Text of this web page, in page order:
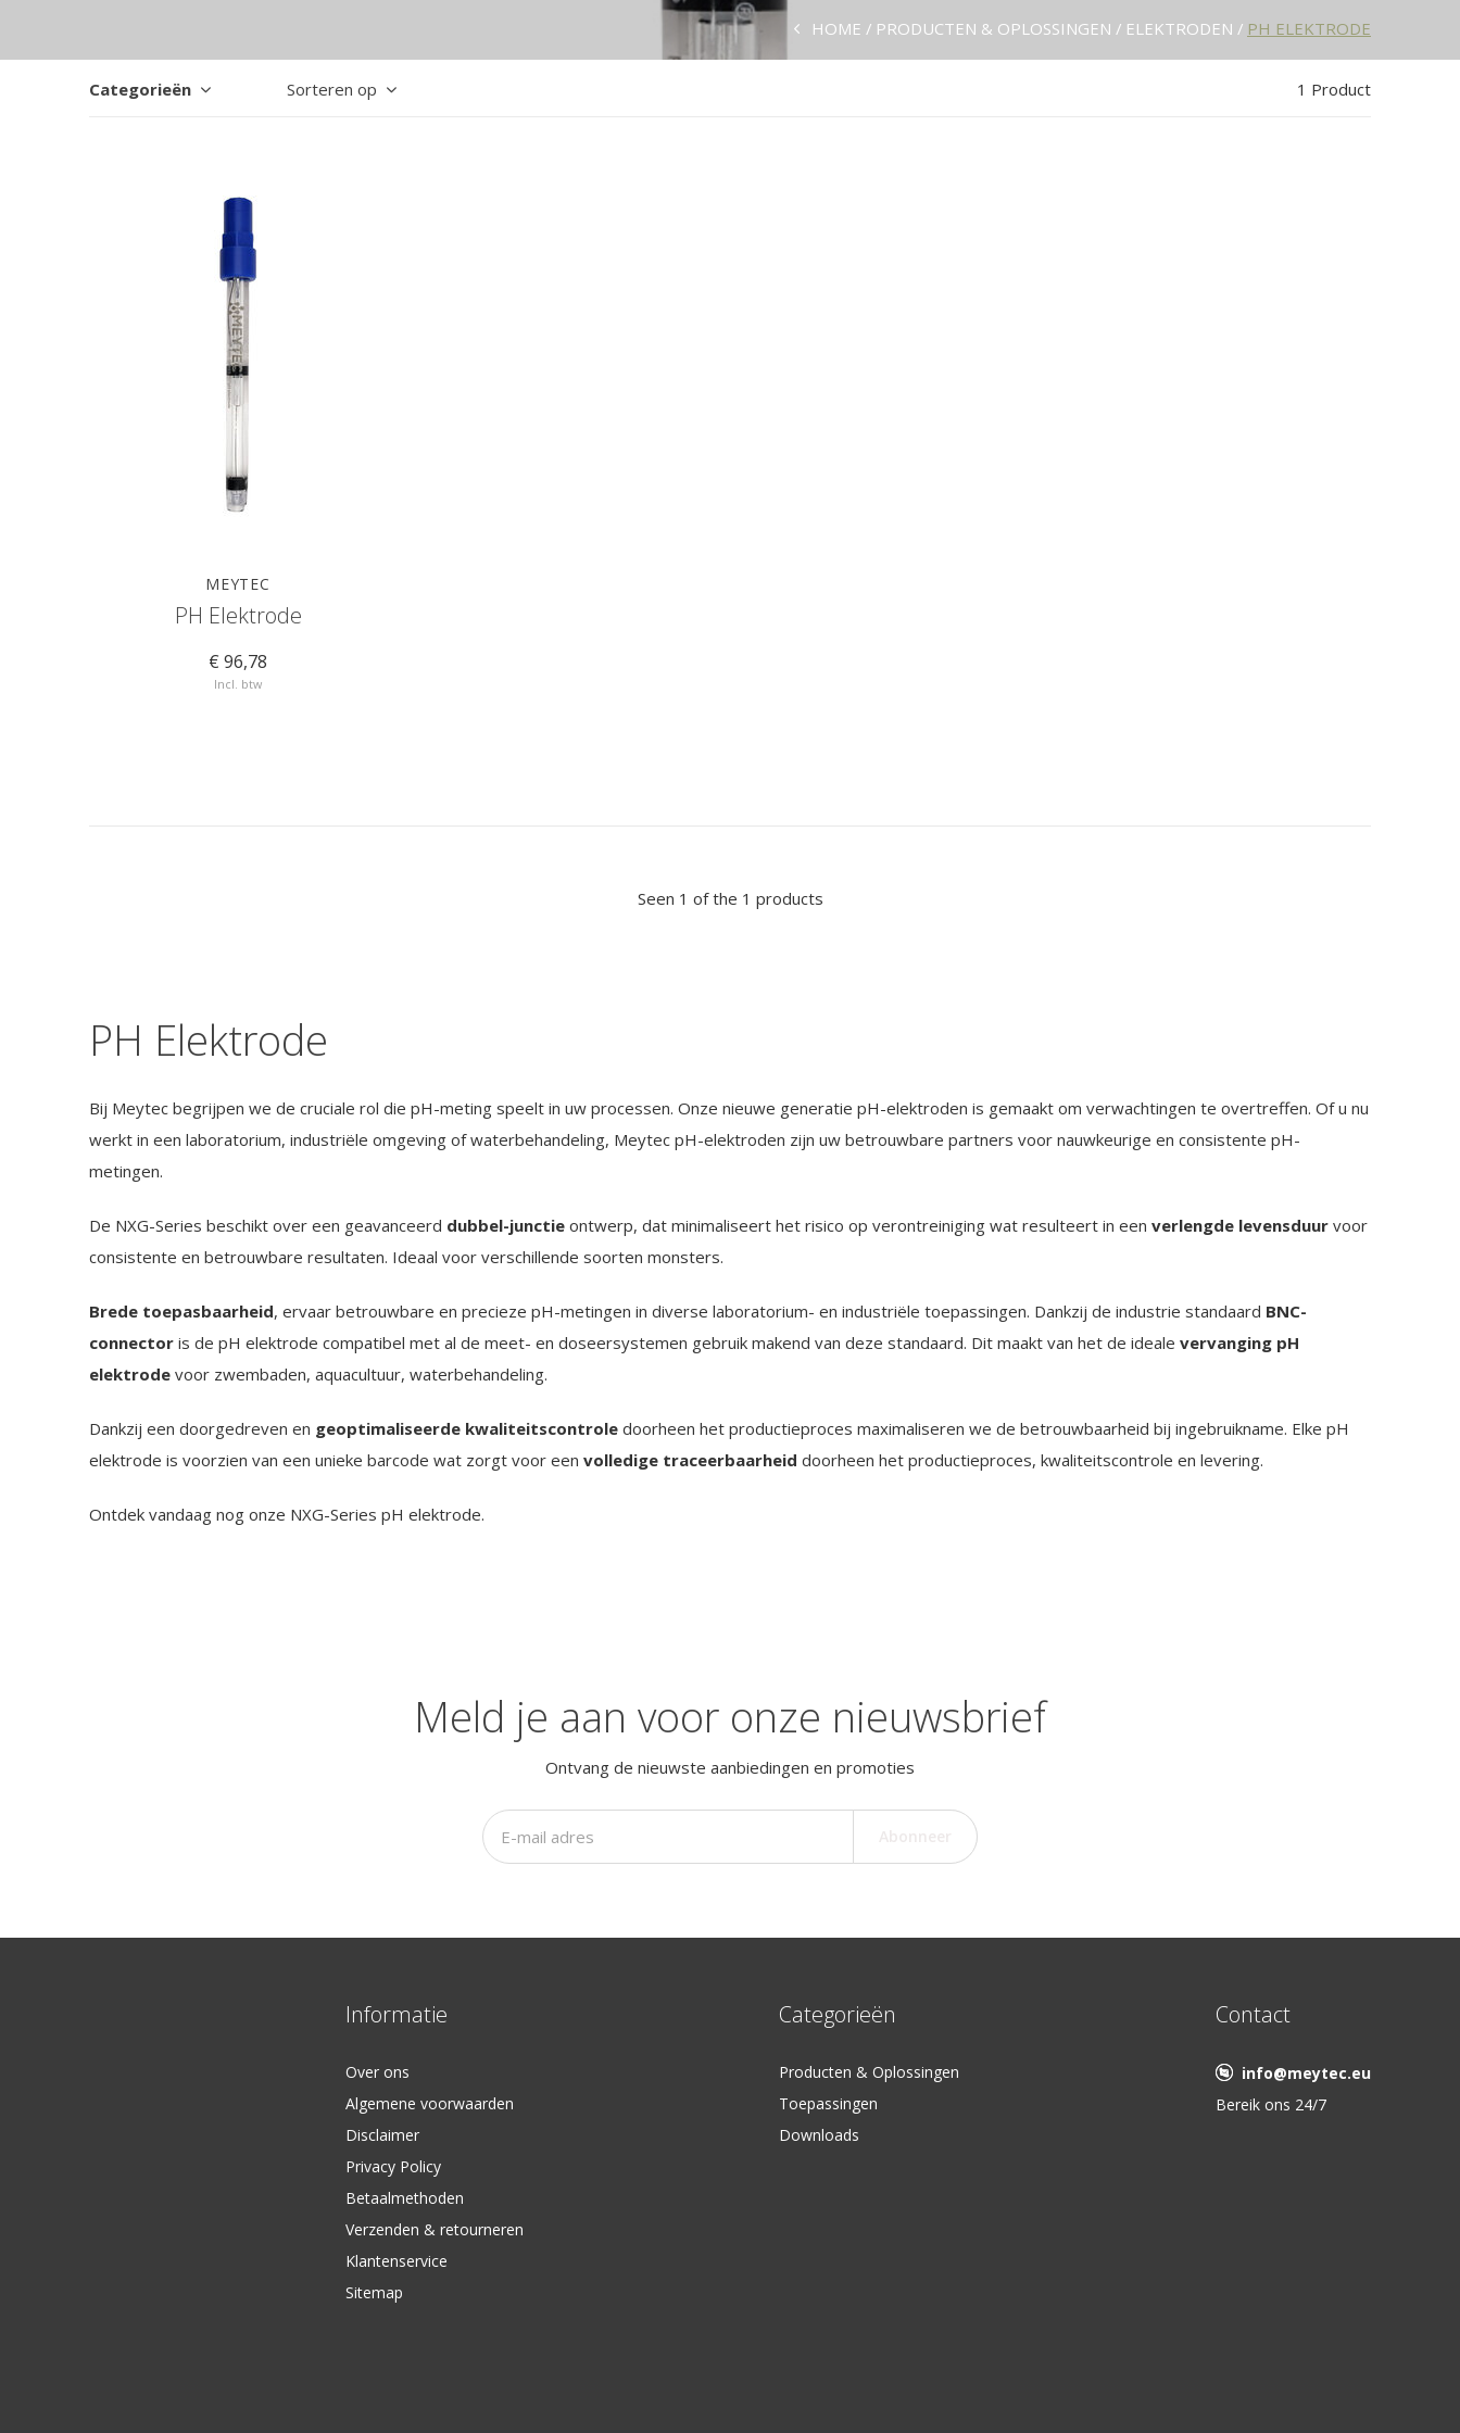
HOME PRODUCTEN & OPLOSSINGEN ELEKTRODEN PH ELEKTRODE
Categorieën Sorteren op 1 Product
MEYTEC
PH Elektrode
€ 96,78
Incl. btw
Seen 1 of the 1 products
PH Elektrode
Bij Meytec begrijpen we de cruciale rol die pH-meting speelt in uw processen. Onze nieuwe generatie pH-elektroden is gemaakt om verwachtingen te overtreffen. Of u nu
werkt in een laboratorium, industriële omgeving of waterbehandeling, Meytec pH-elektroden zijn uw betrouwbare partners voor nauwkeurige en consistente pH-
metingen.
De NXG-Series beschikt over een geavanceerd dubbel-junctie ontwerp, dat minimaliseert het risico op verontreiniging wat resulteert in een verlengde levensduur voor
consistente en betrouwbare resultaten. Ideaal voor verschillende soorten monsters.
Brede toepasbaarheid, ervaar betrouwbare en precieze pH-metingen in diverse laboratorium- en industriële toepassingen. Dankzij de industrie standaard BNC-
connector is de pH elektrode compatibel met al de meet- en doseersystemen gebruik makend van deze standaard. Dit maakt van het de ideale vervanging pH
elektrode voor zwembaden, aquacultuur, waterbehandeling.
Dankzij een doorgedreven en geoptimaliseerde kwaliteitscontrole doorheen het productieproces maximaliseren we de betrouwbaarheid bij ingebruikname. Elke pH
elektrode is voorzien van een unieke barcode wat zorgt voor een volledige traceerbaarheid doorheen het productieproces, kwaliteitscontrole en levering.
Ontdek vandaag nog onze NXG-Series pH elektrode.
Meld je aan voor onze nieuwsbrief
Ontvang de nieuwste aanbiedingen en promoties
Informatie
Over ons
Algemene voorwaarden
Disclaimer
Privacy Policy
Betaalmethoden
Verzenden & retourneren
Klantenservice
Sitemap
Categorieën
Producten & Oplossingen
Toepassingen
Downloads
Contact
info@meytec.eu
Bereik ons 24/7